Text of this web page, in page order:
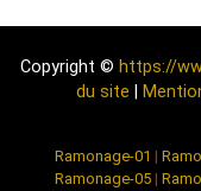
Copyright © https://
du site
Ramonage-01 |
Ramonage-05|